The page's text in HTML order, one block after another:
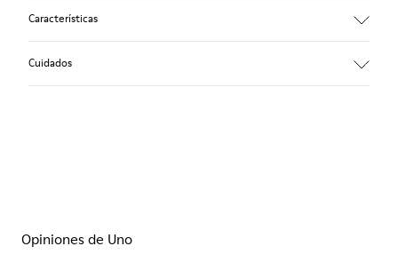
Características
Leather Working Group Certified
Cuidados
Si deseas obtener información detallada sobre cómo cuidar de
Opiniones de Uno